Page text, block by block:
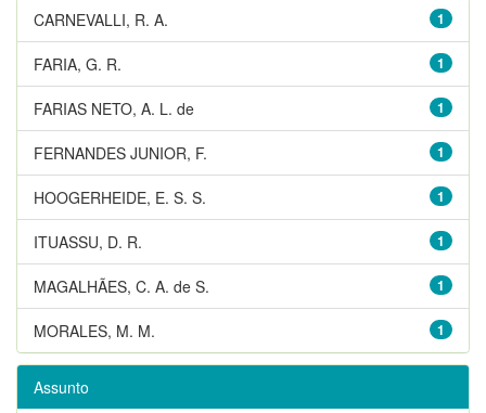
1
CARNEVALLI, R. A.
1
FARIA, G. R.
1
FARIAS NETO, A. L. de
1
FERNANDES JUNIOR, F.
1
HOOGERHEIDE, E. S. S.
1
ITUASSU, D. R.
1
MAGALHÃES, C. A. de S.
1
MORALES, M. M.
Assunto